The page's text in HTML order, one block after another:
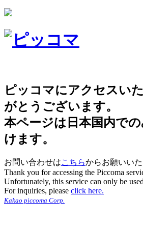
ピッコマにアクセスい
がとうございます。
本ページは日本国内で
けます。
お問い合わせはこちらからお願いいた
Thank you for accessing the Piccoma
Unfortunately, this service can only be
For inquiries, please click here.
Kakao piccoma Corp.